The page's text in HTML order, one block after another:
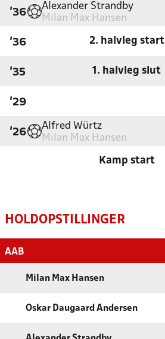
'36
Alexander Strandby
Milan Max Hansen
'36 2. halvleg start
'35 1. halvleg slut
'29
'26
Alfred Würtz
Milan Max Hansen
Kamp start
HOLDOPSTILLINGER
AAB
Milan Max Hansen
Oskar Daugaard Andersen